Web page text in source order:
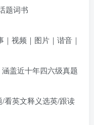
题词书
视频｜图片｜谐音｜
盖近十年四六级真题
看英文释义选英/跟读